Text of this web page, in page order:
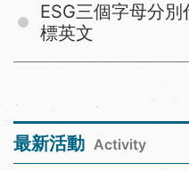
ESG三個字母分
標英文
最新活動 Activity